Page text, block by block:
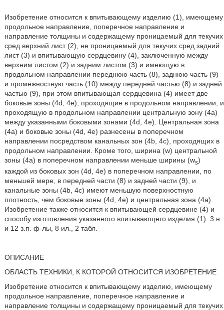
Изобретение относится к впитывающему изделию (1), имеющему
продольное направление, поперечное направление и
направление толщины и содержащему проницаемый для текучих
сред верхний лист (2), не проницаемый для текучих сред задний
лист (3) и впитывающую сердцевину (4), заключенную между
верхним листом (2) и задним листом (3) и имеющую в
продольном направлении переднюю часть (8), заднюю часть (9)
и промежностную часть (10) между передней частью (8) и задней
частью (9), при этом впитывающая сердцевина (4) имеет две
боковые зоны (4d, 4e), проходящие в продольном направлении, и
проходящую в продольном направлении центральную зону (4a)
между указанными боковыми зонами (4d, 4e). Центральная зона
(4а) и боковые зоны (4d, 4e) разнесены в поперечном
направлении посредством канальных зон (4b, 4c), проходящих в
продольном направлении. Кроме того, ширина (w) центральной
зоны (4a) в поперечном направлении меньше ширины (ws)
каждой из боковых зон (4d, 4e) в поперечном направлении, по
меньшей мере, в передней части (8) и задней части (9), и
канальные зоны (4b, 4c) имеют меньшую поверхностную
плотность, чем боковые зоны (4d, 4e) и центральная зона (4а).
Изобретение также относится к впитывающей сердцевине (4) и
способу изготовления указанного впитывающего изделия (1). 3 н.
и 12 з.п. ф-лы, 8 ил., 2 табл.
ОПИСАНИЕ
ОБЛАСТЬ ТЕХНИКИ, К КОТОРОЙ ОТНОСИТСЯ ИЗОБРЕТЕНИЕ
Изобретение относится к впитывающему изделию, имеющему
продольное направление, поперечное направление и
направление толщины и содержащему проницаемый для текучих